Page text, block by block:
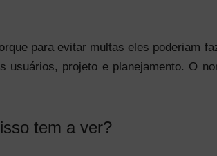
para evitar multas eles poderiam
usuários, projeto e planejamento. O
tem a ver?